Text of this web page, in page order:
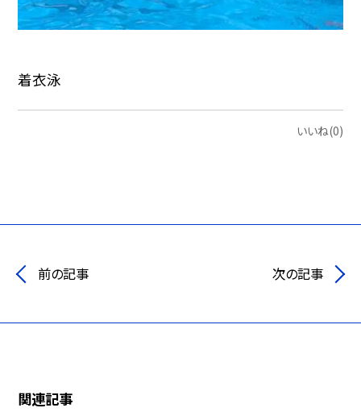
着衣泳
いいね(0)
前の記事 次の記事
関連記事